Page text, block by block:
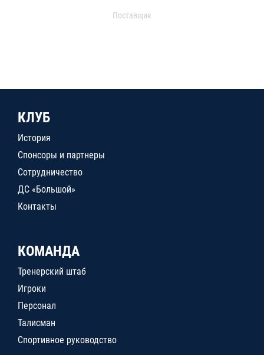
Поставщик
КЛУБ
История
Спонсоры и партнеры
Сотрудничество
ДС «Большой»
Контакты
КОМАНДА
Тренерский штаб
Игроки
Персонал
Талисман
Спортивное руководство